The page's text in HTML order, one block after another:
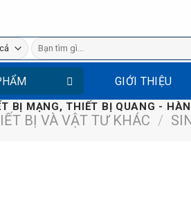
Tìm
kiếm:
BỊ MẠNG, THIẾT BỊ QUANG -
GIỚI THIỆU
BỊ VÀ VẬT TƯ KHÁC /